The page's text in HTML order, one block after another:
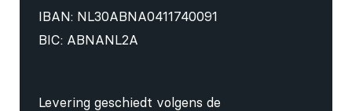
IBAN: NL30ABNA0411740091
BIC: ABNANL2A
Levering geschiedt volgens de